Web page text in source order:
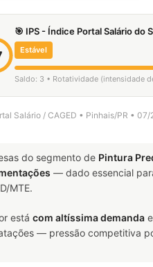
🎯 IPS - Índice Portal Salário do
Estável
Saldo: 3 • Rotatividade (intensidade
Salário / CAGED • Pinhais/PR •
do segmento de Pintura
— dado essencial
MTE.
está com altíssima demanda
— pressão competitiva